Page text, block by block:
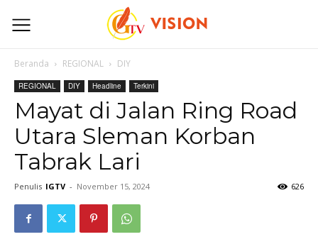
Beranda REGIONAL DIY
REGIONAL DIY Headline Terkini
Mayat di Jalan Ring Road
Utara Sleman Korban
Tabrak Lari
Penulis IGTV - November 15, 2024 626